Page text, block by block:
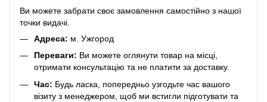
Ви можете забрати своє замовлення самостійно з нашої
точки видачі.
Адреса: м. Ужгород
Переваги: Ви можете оглянути товар на місці,
отримати консультацію та не платити за доставку.
Час: Будь ласка, попередньо узгодьте час вашого
візиту з менеджером, щоб ми встигли підготувати та